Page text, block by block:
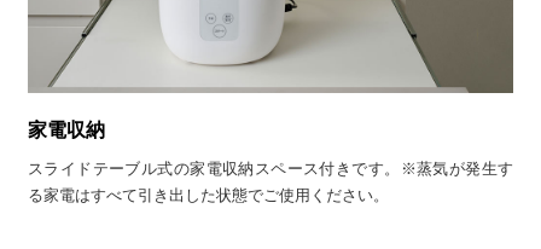
家電収納
スライドテーブル式の家電収納スペース付きです。※蒸気が発生す
る家電はすべて引き出した状態でご使用ください。